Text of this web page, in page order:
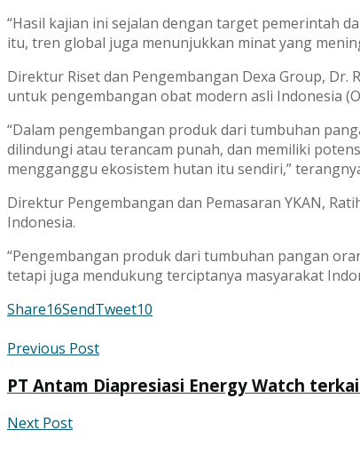
“Hasil kajian ini sejalan dengan target pemerintah
itu, tren global juga menunjukkan minat yang
Direktur Riset dan Pengembangan Dexa Group,
untuk pengembangan obat modern asli Indonesia
“Dalam pengembangan produk dari tumbuhan
dilindungi atau terancam punah, dan memiliki
mengganggu ekosistem hutan itu sendiri,”
Direktur Pengembangan dan Pemasaran YKAN,
Indonesia.
“Pengembangan produk dari tumbuhan pangan
tetapi juga mendukung terciptanya masyarakat
Share16SendTweet10
Previous Post
PT Antam Diapresiasi Energy Watch
Next Post